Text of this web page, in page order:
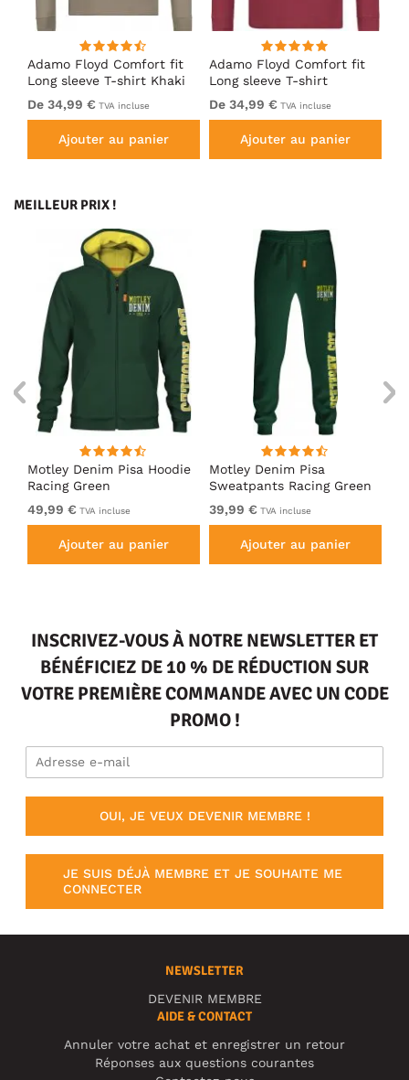
Adamo Floyd Comfort fit
Long sleeve T-shirt Khaki
De 34,99 € TVA incluse
Ajouter au panier
Adamo Floyd Comfort fit
Long sleeve T-shirt
Burgundy
De 34,99 € TVA incluse
Ajouter au panier
MEILLEUR PRIX !
Motley Denim Pisa Hoodie
Racing Green
49,99 € TVA incluse
Ajouter au panier
Motley Denim Pisa
Sweatpants Racing Green
39,99 € TVA incluse
Ajouter au panier
INSCRIVEZ-VOUS À NOTRE NEWSLETTER ET
BÉNÉFICIEZ DE 10 % DE RÉDUCTION SUR
VOTRE PREMIÈRE COMMANDE AVEC UN CODE
PROMO !
OUI, JE VEUX DEVENIR MEMBRE !
JE SUIS DÉJÀ MEMBRE ET JE SOUHAITE ME
CONNECTER
NEWSLETTER
DEVENIR MEMBRE
AIDE & CONTACT
Annuler votre achat et enregistrer un retour
Réponses aux questions courantes